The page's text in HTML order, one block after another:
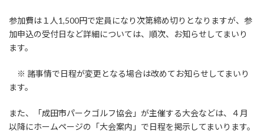
参加費は１人1,500円で定員になり次第締め切りとなりますが、参
加申込の受付日など詳細については、順次、お知らせしてまいり
ます。
※ 諸事情で日程が変更となる場合は改めてお知らせしてまいり
ます。
また、「成田市パークゴルフ協会」が主催する大会などは、４月
以降にホームページの「大会案内」で日程を掲示してまいります。